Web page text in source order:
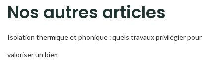
Nos autres articles
Isolation thermique et phonique : quels travaux privilégier pour
valoriser un bien